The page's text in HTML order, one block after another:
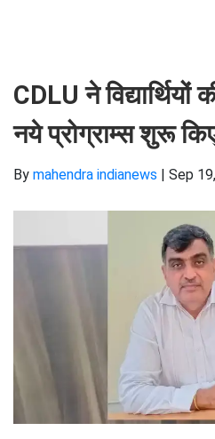
CDLU ने
नये प्रोग्राम्स शुरू
By mahendra indianews | Sep